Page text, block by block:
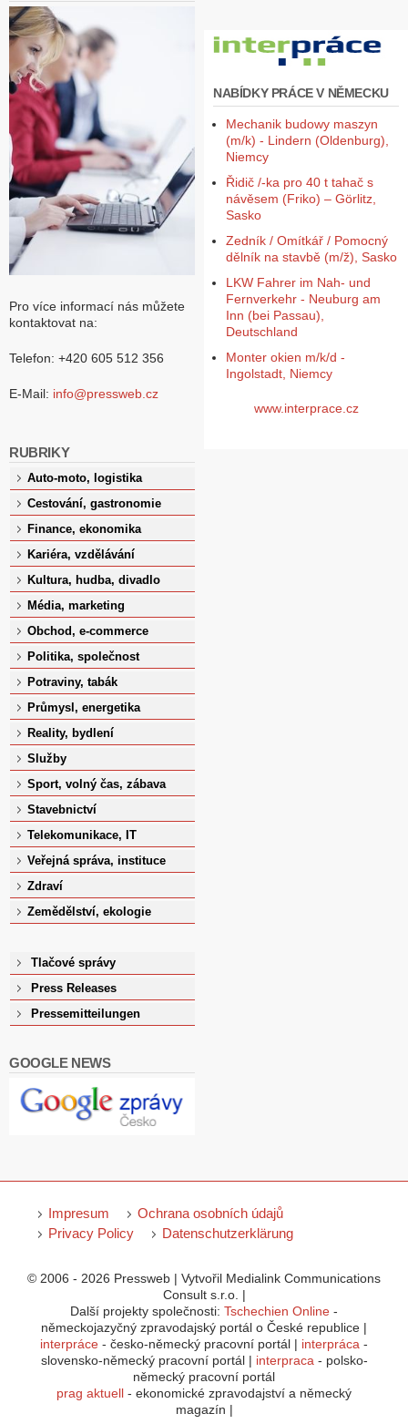
Pro více informací nás můžete
kontaktovat na:
Telefon: +420 605 512 356
E-Mail: info@pressweb.cz
RUBRIKY
Auto-moto, logistika
Cestování, gastronomie
Finance, ekonomika
Kariéra, vzdělávání
Kultura, hudba, divadlo
Média, marketing
Obchod, e-commerce
Politika, společnost
Potraviny, tabák
Průmysl, energetika
Reality, bydlení
Služby
Sport, volný čas, zábava
Stavebnictví
Telekomunikace, IT
Veřejná správa, instituce
Zdraví
Zemědělství, ekologie
Tlačové správy
Press Releases
Pressemitteilungen
GOOGLE NEWS
NABÍDKY PRÁCE V NĚMECKU
Mechanik budowy maszyn
(m/k) - Lindern (Oldenburg),
Niemcy
Řidič /-ka pro 40 t tahač s
návěsem (Friko) – Görlitz,
Sasko
Zedník / Omítkář / Pomocný
dělník na stavbě (m/ž), Sasko
LKW Fahrer im Nah- und
Fernverkehr - Neuburg am
Inn (bei Passau),
Deutschland
Monter okien m/k/d -
Ingolstadt, Niemcy
www.interprace.cz
Impresum
Ochrana osobních údajů
Privacy Policy
Datenschutzerklärung
© 2006 - 2026 Pressweb | Vytvořil Medialink Communications
Consult s.r.o. |
Další projekty společnosti: Tschechien Online -
německojazyčný zpravodajský portál o České republice |
interpráce - česko-německý pracovní portál | interpráca -
slovensko-německý pracovní portál | interpraca - polsko-
německý pracovní portál
prag aktuell - ekonomické zpravodajství a německý
magazín |